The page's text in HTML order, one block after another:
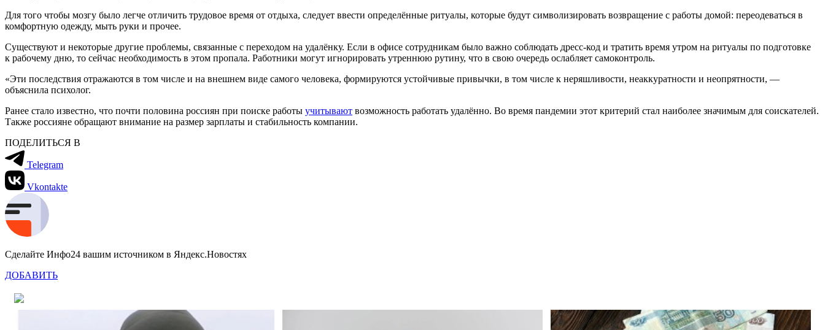
Для того чтобы мозгу было легче отличить трудовое время от отдыха, следует ввести определённые ритуалы, которые будут символизировать возвращение с работы домой: переодеваться в
комфортную одежду, мыть руки и прочее.
Существуют и некоторые другие проблемы, связанные с переходом на удалёнку. Если в офисе сотрудникам было важно соблюдать дресс-код и тратить время утром на ритуалы по подготовке
к рабочему дню, то сейчас необходимость в этом пропала. Работники могут игнорировать утреннюю рутину, что в свою очередь ослабляет самоконтроль.
«Эти последствия отражаются в том числе и на внешнем виде самого человека, формируются устойчивые привычки, в том числе к неряшливости, неаккуратности и неопрятности, —
объяснила психолог.
Ранее стало известно, что почти половина россиян при поиске работы учитывают возможность работать удалённо. Во время пандемии этот критерий стал наиболее значимым для соискателей.
Также россияне обращают внимание на размер зарплаты и стабильность компании.
ПОДЕЛИТЬСЯ В
Telegram
Vkontakte
Сделайте Инфо24 вашим источником в Яндекс.Новостях
ДОБАВИТЬ